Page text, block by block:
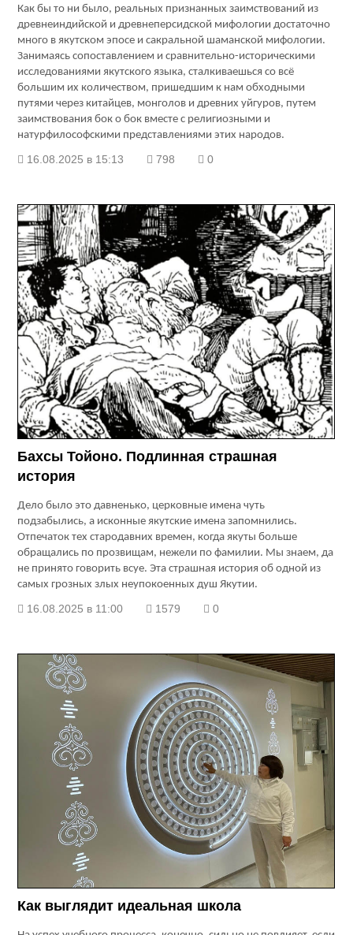
Как бы то ни было, реальных признанных заимствований из
древнеиндийской и древнеперсидской мифологии достаточно
много в якутском эпосе и сакральной шаманской мифологии.
Занимаясь сопоставлением и сравнительно-историческими
исследованиями якутского языка, сталкиваешься со всё
большим их количеством, пришедшим к нам обходными
путями через китайцев, монголов и древних уйгуров, путем
заимствования бок о бок вместе с религиозными и
натурфилософскими представлениями этих народов.
16.08.2025 в 15:13 798 0
Бахсы Тойоно. Подлинная страшная
история
Дело было это давненько, церковные имена чуть
подзабылись, а исконные якутские имена запомнились.
Отпечаток тех стародавних времен, когда якуты больше
обращались по прозвищам, нежели по фамилии. Мы знаем, да
не принято говорить всуе. Эта страшная история об одной из
самых грозных злых неупокоенных душ Якутии.
16.08.2025 в 11:00 1579 0
Как выглядит идеальная школа